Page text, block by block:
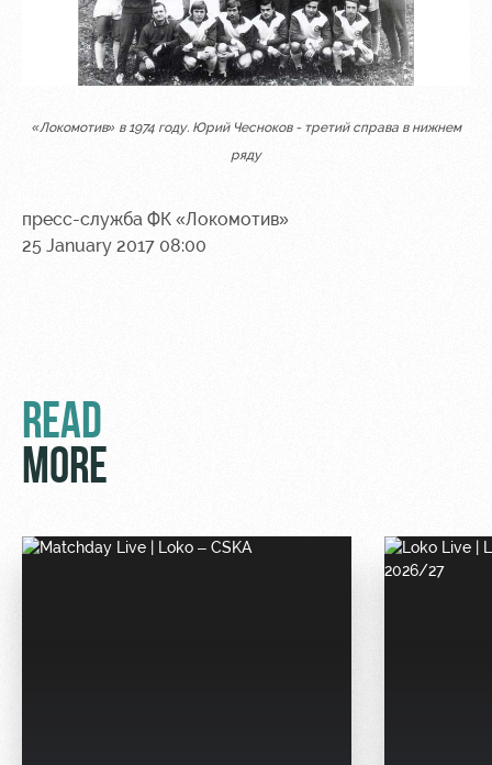
«Локомотив» в 1974 году. Юрий Чесноков - третий справа в нижнем
ряду
пресс-служба ФК «Локомотив»
25 January 2017 08:00
READ
MORE